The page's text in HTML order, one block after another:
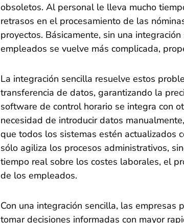
obsoletos. Al personal le lleva mucho
retrasos en el procesamiento de las
proyectos. Básicamente, sin una
empleados se vuelve más complicada,
La integración sencilla resuelve estos
transferencia de datos, garantizando la
software de control horario se integra con
necesidad de introducir datos
que todos los sistemas estén actualizados
sólo agiliza los procesos administrativos,
tiempo real sobre los costes laborales, el
de los empleados.
Con una integración sencilla, las empresas
tomar decisiones informadas con mayor